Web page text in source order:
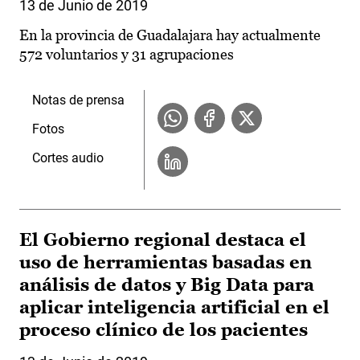
13 de Junio de 2019
En la provincia de Guadalajara hay actualmente
572 voluntarios y 31 agrupaciones
Notas de prensa
Fotos
Cortes audio
El Gobierno regional destaca el
uso de herramientas basadas en
análisis de datos y Big Data para
aplicar inteligencia artificial en el
proceso clínico de los pacientes